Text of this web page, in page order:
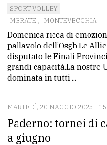
SPORT VOLLEY
MERATE , MONTEVECCHIA
Domenica ricca di
pallavolo dell’Osgb.Le
disputato le Finali
grandi capacità.La nostre
dominata in tutti ...
MARTEDÌ, 20 MAGGIO 2025 -
Paderno: tornei di
a giugno